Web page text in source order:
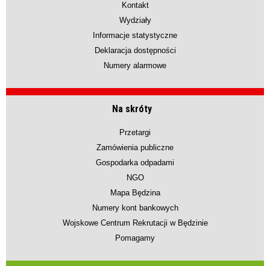
Kontakt
Wydziały
Informacje statystyczne
Deklaracja dostępności
Numery alarmowe
Na skróty
Przetargi
Zamówienia publiczne
Gospodarka odpadami
NGO
Mapa Będzina
Numery kont bankowych
Wojskowe Centrum Rekrutacji w Będzinie
Pomagamy